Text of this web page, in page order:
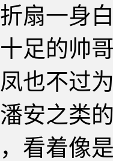
扇一身
足的帅
也不过
安之类
看着像